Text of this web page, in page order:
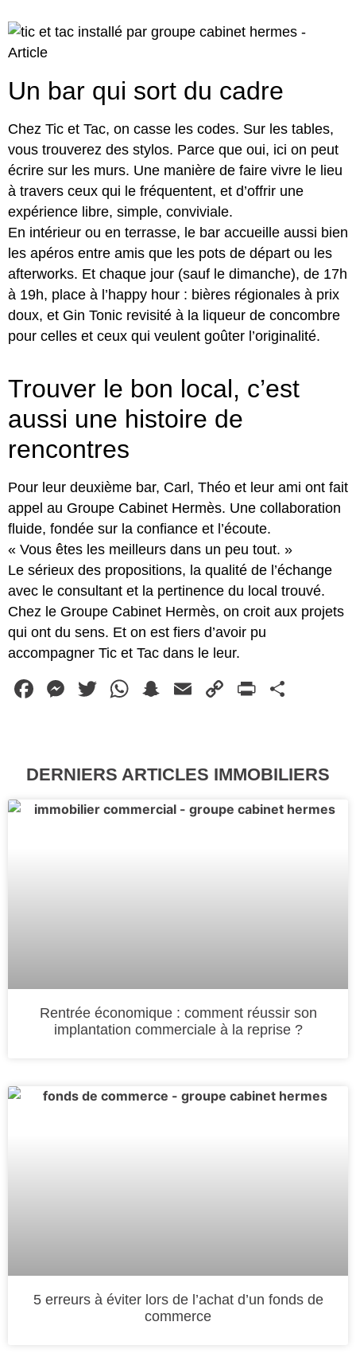
Un bar qui sort du cadre
Chez Tic et Tac, on casse les codes. Sur les tables,
vous trouverez des stylos. Parce que oui, ici on peut
écrire sur les murs. Une manière de faire vivre le lieu
à travers ceux qui le fréquentent, et d’offrir une
expérience libre, simple, conviviale.
En intérieur ou en terrasse, le bar accueille aussi bien
les apéros entre amis que les pots de départ ou les
afterworks. Et chaque jour (sauf le dimanche), de 17h
à 19h, place à l’happy hour : bières régionales à prix
doux, et Gin Tonic revisité à la liqueur de concombre
pour celles et ceux qui veulent goûter l’originalité.
Trouver le bon local, c’est
aussi une histoire de
rencontres
Pour leur deuxième bar, Carl, Théo et leur ami ont fait
appel au Groupe Cabinet Hermès. Une collaboration
fluide, fondée sur la confiance et l’écoute.
« Vous êtes les meilleurs dans un peu tout. »
Le sérieux des propositions, la qualité de l’échange
avec le consultant et la pertinence du local trouvé.
Chez le Groupe Cabinet Hermès, on croit aux projets
qui ont du sens. Et on est fiers d’avoir pu
accompagner Tic et Tac dans le leur.
Facebook
Messenger
Twitter
WhatsApp
Snapchat
EmailCopy
DERNIERS ARTICLES IMMOBILIERS
Rentrée économique : comment réussir son
implantation commerciale à la reprise ?
5 erreurs à éviter lors de l’achat d’un fonds de
commerce